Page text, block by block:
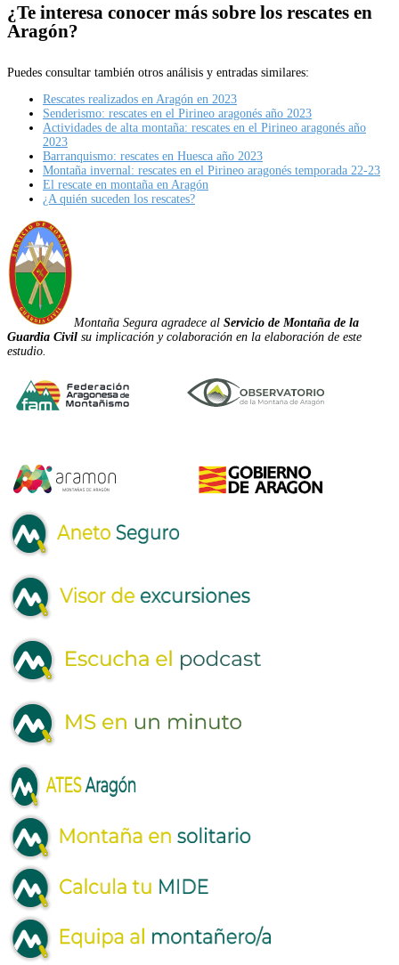
¿Te interesa conocer más sobre los rescates en
Aragón?
Puedes consultar también otros análisis y entradas similares:
Rescates realizados en Aragón en 2023
Senderismo: rescates en el Pirineo aragonés año 2023
Actividades de alta montaña: rescates en el Pirineo aragonés año
2023
Barranquismo: rescates en Huesca año 2023
Montaña invernal: rescates en el Pirineo aragonés temporada 22-23
El rescate en montaña en Aragón
¿A quién suceden los rescates?
Montaña Segura agradece al Servicio de Montaña de la
Guardia Civil su implicación y colaboración en la elaboración de este
estudio.